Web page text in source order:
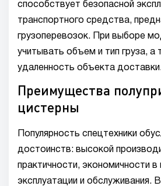
способствует безопасной
транспортного средства,
грузоперевозок. При выборе
учитывать объем и тип груза, а
удаленность объекта
Преимущества
цистерны
Популярность спецтехники
достоинств: высокой
практичности, экономичности
эксплуатации и обслуживания.